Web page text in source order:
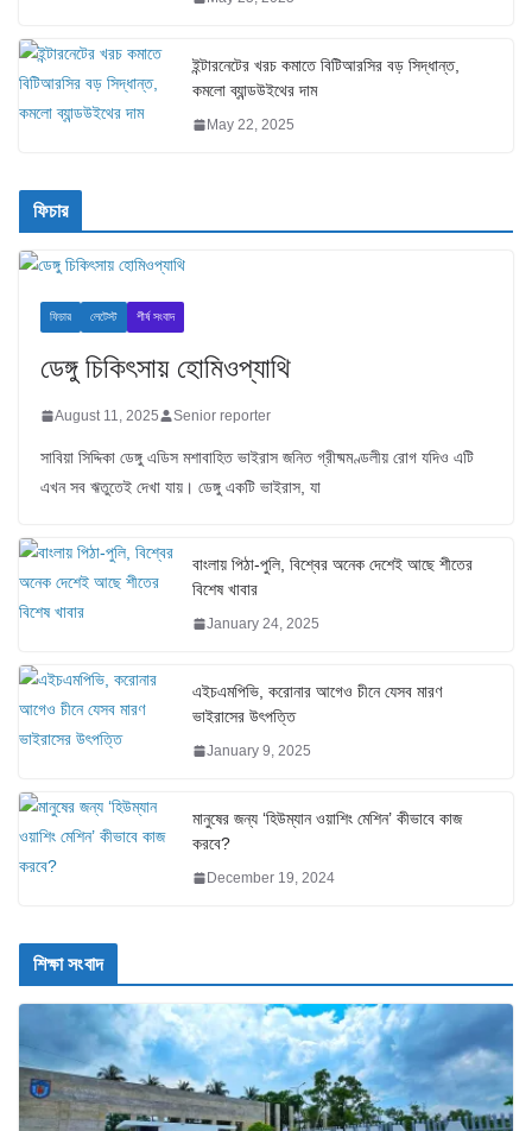
ইন্টারনেটের খরচ কমাতে বিটিআরসির বড় সিদ্ধান্ত,
কমলো ব্যান্ডউইথের দাম
May 22, 2025
ফিচার
ফিচার লেটেস্ট শীর্ষ সংবাদ
ডেঙ্গু চিকিৎসায় হোমিওপ্যাথি
August 11, 2025 Senior reporter
সাবিয়া সিদ্দিকা ডেঙ্গু এডিস মশাবাহিত ভাইরাস জনিত গ্রীষ্মমণ্ডলীয় রোগ যদিও এটি
এখন সব ঋতুতেই দেখা যায়। ডেঙ্গু একটি ভাইরাস, যা
বাংলায় পিঠা-পুলি, বিশ্বের অনেক দেশেই আছে শীতের
বিশেষ খাবার
January 24, 2025
এইচএমপিভি, করোনার আগেও চীনে যেসব মারণ
ভাইরাসের উৎপত্তি
January 9, 2025
মানুষের জন্য ‘হিউম্যান ওয়াশিং মেশিন’ কীভাবে কাজ
করবে?
December 19, 2024
শিক্ষা সংবাদ